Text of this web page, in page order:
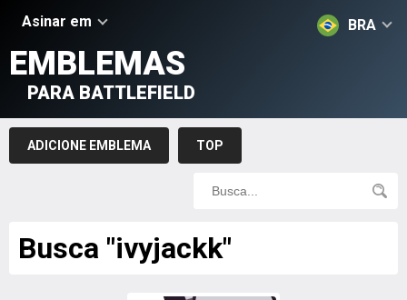
Asinar em BRA
EMBLEMAS
PARA BATTLEFIELD
ADICIONE EMBLEMA TOP
Busca "ivyjackk"